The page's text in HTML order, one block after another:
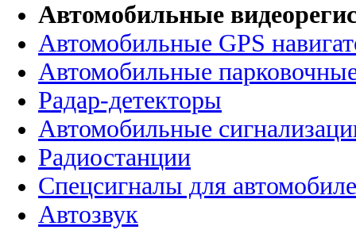
Автомобильные
Автомобильные GPS
Автомобильные
Радар-детекторы
Автомобильные
Радиостанции
Спецсигналы для
Автозвук